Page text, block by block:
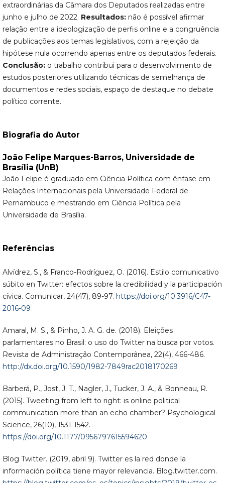
extraordinárias da Câmara dos Deputados realizadas entre
junho e julho de 2022. Resultados:não é possível afirmar
relação entre a ideologização de perfis online e a congruência
de publicações aos temas legislativos, com a rejeição da
hipótese nula ocorrendo apenas entre os deputados federais.
Conclusão:o trabalho contribui para o desenvolvimento de
estudos posteriores utilizando técnicas de semelhança de
documentos e redes sociais, espaço de destaque no debate
político corrente.
Biografia do Autor
João Felipe Marques-Barros, Universidade de
Brasília (UnB)
João Felipe é graduado em Ciência Política com ênfase em
Relações Internacionais pela Universidade Federal de
Pernambuco e mestrando em Ciência Política pela
Universidade de Brasília.
Referências
Alvídrez, S., & Franco-Rodríguez, O. (2016). Estilo comunicativo
súbito en Twitter: efectos sobre la credibilidad y la participación
cívica. Comunicar, 24(47), 89-97. https://doi.org/10.3916/C47-
2016-09
Amaral, M. S., & Pinho, J. A. G. de. (2018). Eleições
parlamentares no Brasil: o uso do Twitter na busca por votos.
Revista de Administração Contemporânea, 22(4), 466-486.
http://dx.doi.org/10.1590/1982-7849rac2018170269
Barberá, P., Jost, J. T., Nagler, J., Tucker, J. A., & Bonneau, R.
(2015). Tweeting from left to right: is online political
communication more than an echo chamber? Psychological
Science, 26(10), 1531-1542.
https://doi.org/10.1177/0956797615594620
Blog Twitter. (2019, abril 9). Twitter es la red donde la
información política tiene mayor relevancia. Blog.twitter.com.